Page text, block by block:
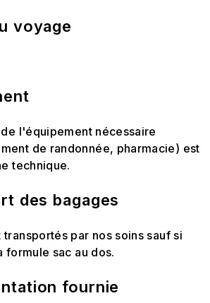
voyage
l'équipement nécessaire
de randonnée, pharmacie) est
technique.
des bagages
transportés par nos soins sauf si
formule sac au dos.
fournie